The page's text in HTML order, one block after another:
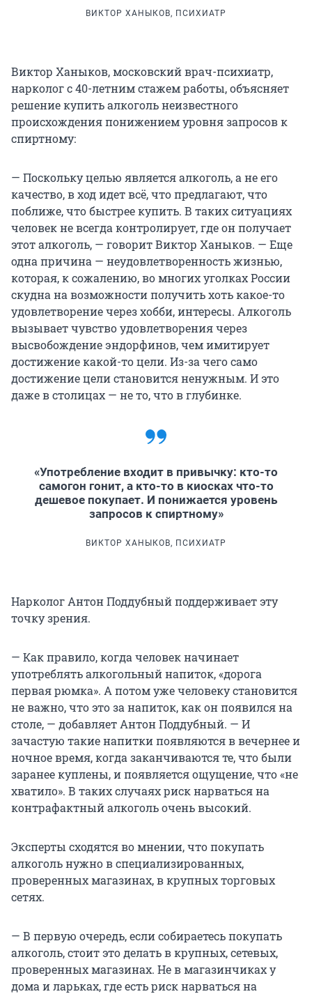
ВИКТОР ХАНЫКОВ, ПСИХИАТР
Виктор Ханыков, московский врач-психиатр,
нарколог с 40-летним стажем работы, объясняет
решение купить алкоголь неизвестного
происхождения понижением уровня запросов к
спиртному:
— Поскольку целью является алкоголь, а не его
качество, в ход идет всё, что предлагают, что
поближе, что быстрее купить. В таких ситуациях
человек не всегда контролирует, где он получает
этот алкоголь, — говорит Виктор Ханыков. — Еще
одна причина — неудовлетворенность жизнью,
которая, к сожалению, во многих уголках России
скудна на возможности получить хоть какое-то
удовлетворение через хобби, интересы. Алкоголь
вызывает чувство удовлетворения через
высвобождение эндорфинов, чем имитирует
достижение какой-то цели. Из-за чего само
достижение цели становится ненужным. И это
даже в столицах — не то, что в глубинке.
«Употребление входит в привычку: кто-то
самогон гонит, а кто-то в киосках что-то
дешевое покупает. И понижается уровень
запросов к спиртному»
ВИКТОР ХАНЫКОВ, ПСИХИАТР
Нарколог Антон Поддубный поддерживает эту
точку зрения.
— Как правило, когда человек начинает
употреблять алкогольный напиток, «дорога
первая рюмка». А потом уже человеку становится
не важно, что это за напиток, как он появился на
столе, — добавляет Антон Поддубный. — И
зачастую такие напитки появляются в вечернее и
ночное время, когда заканчиваются те, что были
заранее куплены, и появляется ощущение, что «не
хватило». В таких случаях риск нарваться на
контрафактный алкоголь очень высокий.
Эксперты сходятся во мнении, что покупать
алкоголь нужно в специализированных,
проверенных магазинах, в крупных торговых
сетях.
— В первую очередь, если собираетесь покупать
алкоголь, стоит это делать в крупных, сетевых,
проверенных магазинах. Не в магазинчиках у
дома и ларьках, где есть риск нарваться на